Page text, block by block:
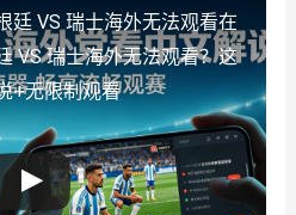
廷 VS 瑞士海外无法观看在
VS 瑞士海外无法观看？这
+无限制观看